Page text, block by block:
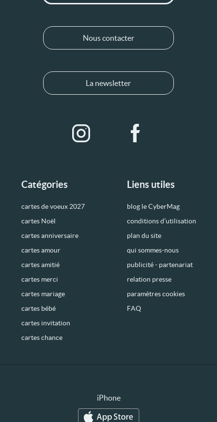
Catégories
cartes de voeux 2027
cartes Noël
cartes anniversaire
cartes amour
cartes amitié
cartes merci
cartes mariage
cartes bébé
cartes invitation
cartes chance
Liens utiles
blog le CyberMag
conditions d’utilisation
plan du site
qui sommes-nous
publicité - partenariat
relation presse
paramètres cookies
FAQ
Nous contacter
La newsletter
iPhone